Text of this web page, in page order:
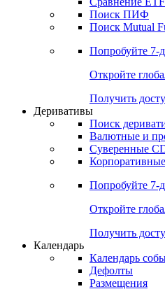
Поиск ПИФ
Поиск Mutual
Попробуйте 7-
Откройте
Получить
Деривативы
Поиск
Валютные и
Суверенные
Попробуйте 7-
Откройте
Получить
Календарь
Календарь
Дефолты
Размещения